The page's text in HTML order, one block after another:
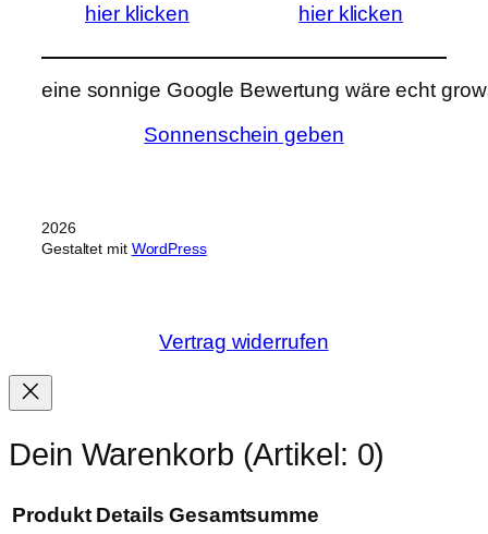
hier klicken hier klicken
eine sonnige Google Bewertung wäre echt
Sonnenschein geben
2026
Gestaltet mit WordPress
Vertrag widerrufen
Dein Warenkorb (Artikel: 0)
Produkt Details Gesamtsumme